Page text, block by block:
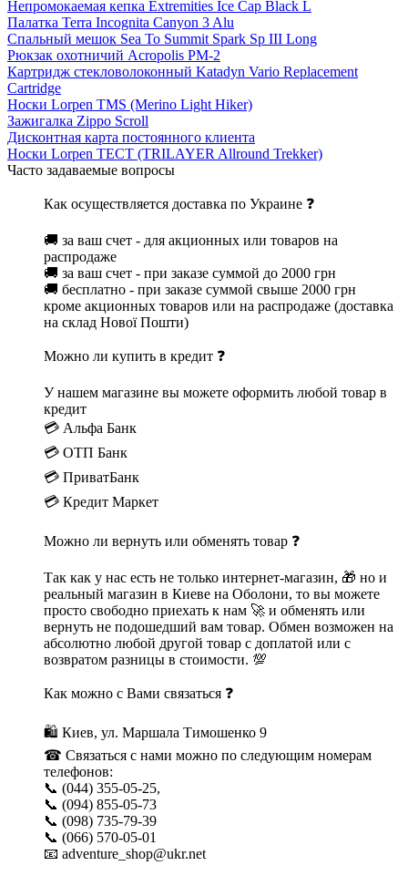
Непромокаемая кепка Extremities Ice Cap Black L
Палатка Terra Incognita Canyon 3 Alu
Спальный мешок Sea To Summit Spark Sp III Long
Рюкзак охотничий Acropolis РМ-2
Картридж стекловолоконный Katadyn Vario Replacement
Cartridge
Носки Lorpen TMS (Merino Light Hiker)
Зажигалка Zippo Scroll
Дисконтная карта постоянного клиента
Носки Lorpen TECT (TRILAYER Allround Trekker)
Часто задаваемые вопросы
Как осуществляется доставка по Украине ❓
🚚 за ваш счет - для акционных или товаров на
распродаже
🚚 за ваш счет - при заказе суммой до 2000 грн
🚚 бесплатно - при заказе суммой свыше 2000 грн
кроме акционных товаров или на распродаже (доставка
на склад Нової Пошти)
Можно ли купить в кредит ❓
У нашем магазине вы можете оформить любой товар в
кредит
💳 Альфа Банк
💳 ОТП Банк
💳 ПриватБанк
💳 Кредит Маркет
Можно ли вернуть или обменять товар ❓
Так как у нас есть не только интернет-магазин, 🎁 но и
реальный магазин в Киеве на Оболони, то вы можете
просто свободно приехать к нам 🚀 и обменять или
вернуть не подошедший вам товар. Обмен возможен на
абсолютно любой другой товар с доплатой или с
возвратом разницы в стоимости. 💯
Как можно с Вами связаться ❓
🛍 Киев, ул. Маршала Тимошенко 9
☎ Связаться с нами можно по следующим номерам
телефонов:
📞 (044) 355-05-25,
📞 (094) 855-05-73
📞 (098) 735-79-39
📞 (066) 570-05-01
📧 adventure_shop@ukr.net